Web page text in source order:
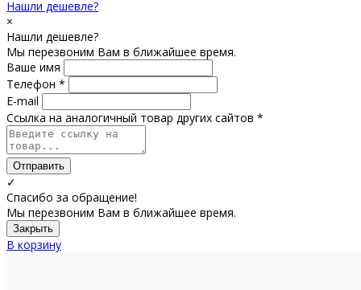
Нашли дешевле?
×
Нашли дешевле?
Мы перезвоним Вам в ближайшее время.
Ваше имя
Телефон *
E-mail
Ссылка на аналогичный товар других сайтов *
Отправить
✓
Спасибо за обращение!
Мы перезвоним Вам в ближайшее время.
Закрыть
В корзину